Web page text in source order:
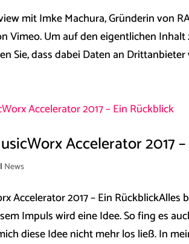
mit Imke Machura, Gründerin von
Vimeo. Um auf den eigentlichen
Sie, dass dabei Daten an
Accelerator 2017
| News
Accelerator 2017 – Ein
Impuls wird eine Idee. So fing es
diese Idee nicht mehr los ließ. In